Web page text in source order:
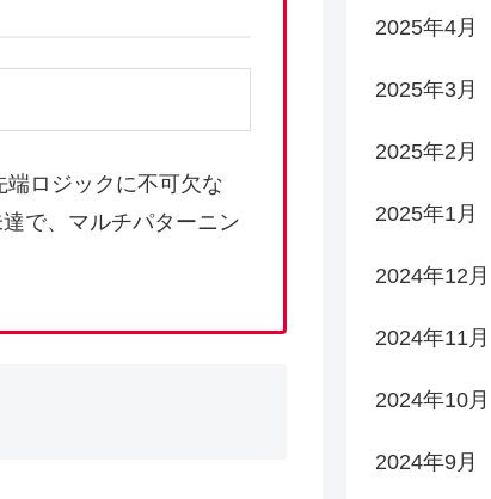
ロジックに不可欠な
で、マルチパターニン
2025年4月
2025年3月
2025年2月
2025年1月
2024年12月
2024年11月
2024年10月
2024年9月